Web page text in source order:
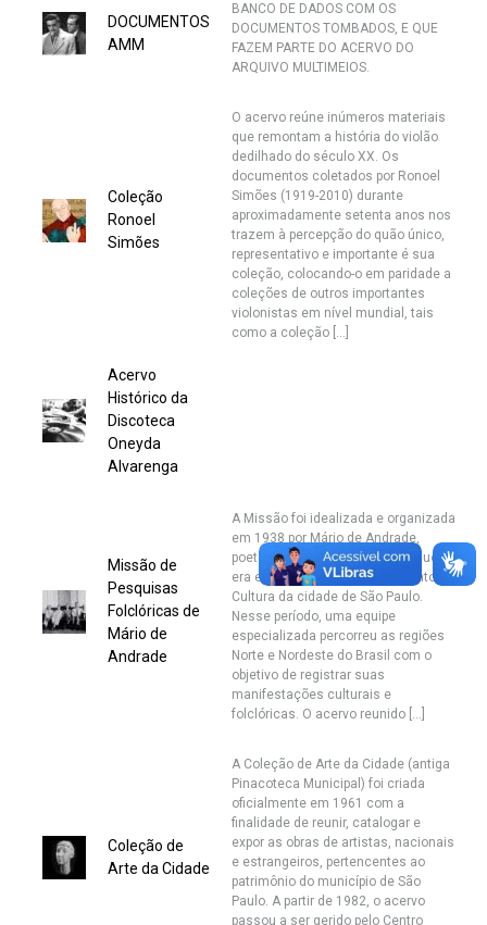
DOCUMENTOS
AMM
BANCO DE DADOS COM OS
DOCUMENTOS TOMBADOS, E QUE
FAZEM PARTE DO ACERVO DO
ARQUIVO MULTIMEIOS.
Coleção
Ronoel
Simões
O acervo reúne inúmeros materiais
que remontam a história do violão
dedilhado do século XX. Os
documentos coletados por Ronoel
Simões (1919-2010) durante
aproximadamente setenta anos nos
trazem à percepção do quão único,
representativo e importante é sua
coleção, colocando-o em paridade a
coleções de outros importantes
violonistas em nível mundial, tais
como a coleção […]
Acervo
Histórico da
Discoteca
Oneyda
Alvarenga
Missão de
Pesquisas
Folclóricas de
Mário de
Andrade
A Missão foi idealizada e organizada
em 1938 por Mário de Andrade,
poeta, historiador e folclorista que
era então Chefe do Departamento de
Cultura da cidade de São Paulo.
Nesse período, uma equipe
especializada percorreu as regiões
Norte e Nordeste do Brasil com o
objetivo de registrar suas
manifestações culturais e
folclóricas. O acervo reunido […]
Coleção de
Arte da Cidade
A Coleção de Arte da Cidade (antiga
Pinacoteca Municipal) foi criada
oficialmente em 1961 com a
finalidade de reunir, catalogar e
expor as obras de artistas, nacionais
e estrangeiros, pertencentes ao
patrimônio do município de São
Paulo. A partir de 1982, o acervo
passou a ser gerido pelo Centro